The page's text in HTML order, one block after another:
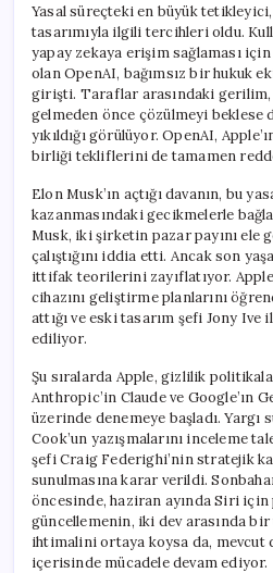
Yasal süreçteki en büyük tetikleyici,
tasarımıyla ilgili tercihleri oldu.
yapay zekaya erişim sağlaması
olan OpenAI, bağımsız bir hukuk
girişti. Taraflar arasındaki gerilim,
gelmeden önce çözülmeyi beklese
yıkıldığı görülüyor. OpenAI,
birliği tekliflerini de tamamen
Elon Musk’ın açtığı davanın, bu
kazanmasındaki gecikmelerle
Musk, iki şirketin pazar payını ele
çalıştığını iddia etti. Ancak son
ittifak teorilerini zayıflatıyor.
cihazını geliştirme planlarını
attığı ve eski tasarım şefi Jony
ediliyor.
Şu sıralarda Apple, gizlilik
Anthropic’in Claude ve Google’ın
üzerinde denemeye başladı. Yargı
Cook’un yazışmalarını inceleme
şefi Craig Federighi’nin stratejik
sunulmasına karar verildi.
öncesinde, haziran ayında Siri
güncellemenin, iki dev arasında bir
ihtimalini ortaya koysa da, mevcut
içerisinde mücadele devam ediyor.